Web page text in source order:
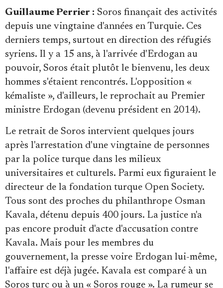
Guillaume Perrier : Soros finançait des activités
depuis une vingtaine d'années en Turquie. Ces
derniers temps, surtout en direction des réfugiés
syriens. Il y a 15 ans, à l'arrivée d'Erdogan au
pouvoir, Soros était plutôt le bienvenu, les deux
hommes s'étaient rencontrés. L'opposition «
kémaliste », d'ailleurs, le reprochait au Premier
ministre Erdogan (devenu président en 2014).
Le retrait de Soros intervient quelques jours
après l'arrestation d'une vingtaine de personnes
par la police turque dans les milieux
universitaires et culturels. Parmi eux figuraient le
directeur de la fondation turque Open Society.
Tous sont des proches du philanthrope Osman
Kavala, détenu depuis 400 jours. La justice n'a
pas encore produit d'acte d'accusation contre
Kavala. Mais pour les membres du
gouvernement, la presse voire Erdogan lui-même,
l'affaire est déjà jugée. Kavala est comparé à un
Soros turc ou à un « Soros rouge ». La rumeur se